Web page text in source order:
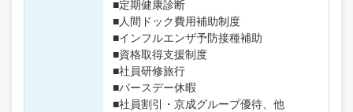
■定期健康診断
■人間ドック費用補助制度
■インフルエンザ予防接種補助
■資格取得支援制度
■社員研修旅行
■バースデー休暇
■社員割引・京成グループ優待、他